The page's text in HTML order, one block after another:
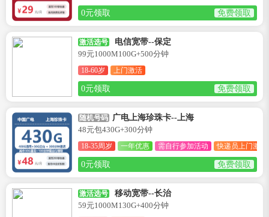
0元领取 免费领取
激活选号
电信宽带--保定
99元1000M100G+500分钟
18-60岁 上门激活
0元领取 免费领取
随机号码 广电上海珍珠卡--上海
48元包430G+300分钟
18-35周岁 一年优惠 需自行参加活动 快递员上门激活
0元领取 免费领取
激活选号
移动宽带--长治
59元1000M130G+400分钟